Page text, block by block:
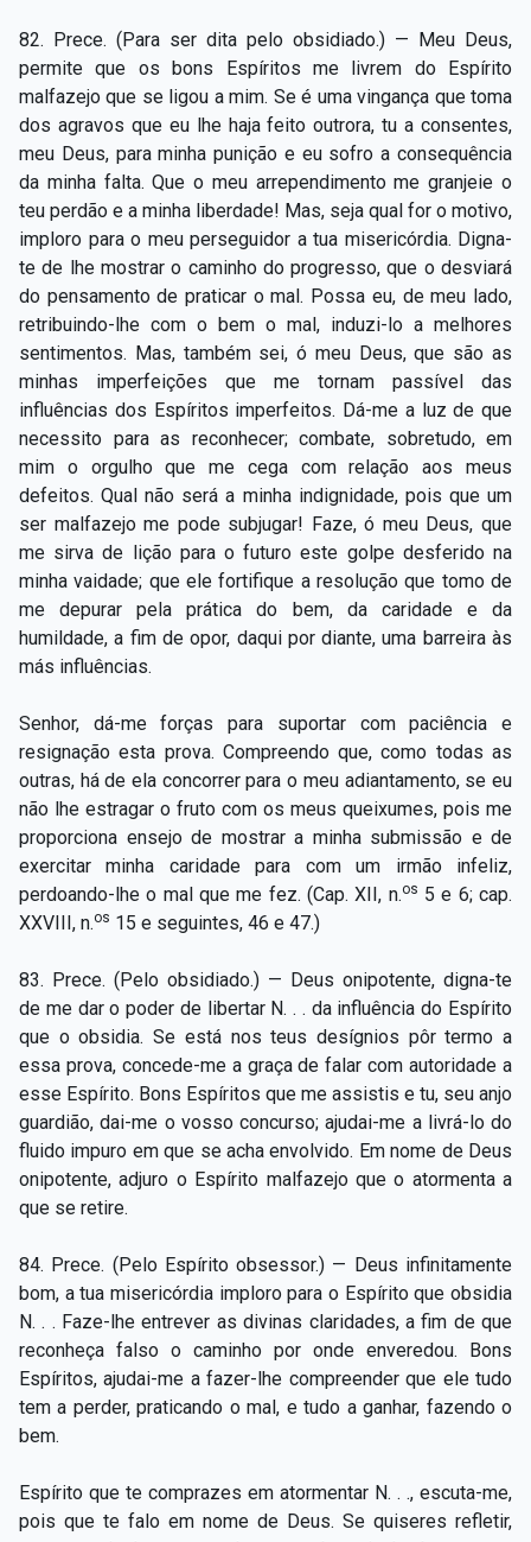
82. Prece. (Para ser dita pelo obsidiado.) — Meu Deus,
permite que os bons Espíritos me livrem do Espírito
malfazejo que se ligou a mim. Se é uma vingança que toma
dos agravos que eu lhe haja feito outrora, tu a consentes,
meu Deus, para minha punição e eu sofro a consequência
da minha falta. Que o meu arrependimento me granjeie o
teu perdão e a minha liberdade! Mas, seja qual for o motivo,
imploro para o meu perseguidor a tua misericórdia. Digna-
te de lhe mostrar o caminho do progresso, que o desviará
do pensamento de praticar o mal. Possa eu, de meu lado,
retribuindo-lhe com o bem o mal, induzi-lo a melhores
sentimentos. Mas, também sei, ó meu Deus, que são as
minhas imperfeições que me tornam passível das
influências dos Espíritos imperfeitos. Dá-me a luz de que
necessito para as reconhecer; combate, sobretudo, em
mim o orgulho que me cega com relação aos meus
defeitos. Qual não será a minha indignidade, pois que um
ser malfazejo me pode subjugar! Faze, ó meu Deus, que
me sirva de lição para o futuro este golpe desferido na
minha vaidade; que ele fortifique a resolução que tomo de
me depurar pela prática do bem, da caridade e da
humildade, a fim de opor, daqui por diante, uma barreira às
más influências.
Senhor, dá-me forças para suportar com paciência e
resignação esta prova. Compreendo que, como todas as
outras, há de ela concorrer para o meu adiantamento, se eu
não lhe estragar o fruto com os meus queixumes, pois me
proporciona ensejo de mostrar a minha submissão e de
exercitar minha caridade para com um irmão infeliz,
perdoando-lhe o mal que me fez. (Cap. XII, n.os 5 e 6; cap.
XXVIII, n.os 15 e seguintes, 46 e 47.)
83. Prece. (Pelo obsidiado.) — Deus onipotente, digna-te
de me dar o poder de libertar N. . . da influência do Espírito
que o obsidia. Se está nos teus desígnios pôr termo a
essa prova, concede-me a graça de falar com autoridade a
esse Espírito. Bons Espíritos que me assistis e tu, seu anjo
guardião, dai-me o vosso concurso; ajudai-me a livrá-lo do
fluido impuro em que se acha envolvido. Em nome de Deus
onipotente, adjuro o Espírito malfazejo que o atormenta a
que se retire.
84. Prece. (Pelo Espírito obsessor.) — Deus infinitamente
bom, a tua misericórdia imploro para o Espírito que obsidia
N. . . Faze-lhe entrever as divinas claridades, a fim de que
reconheça falso o caminho por onde enveredou. Bons
Espíritos, ajudai-me a fazer-lhe compreender que ele tudo
tem a perder, praticando o mal, e tudo a ganhar, fazendo o
bem.
Espírito que te comprazes em atormentar N. . ., escuta-me,
pois que te falo em nome de Deus. Se quiseres refletir,